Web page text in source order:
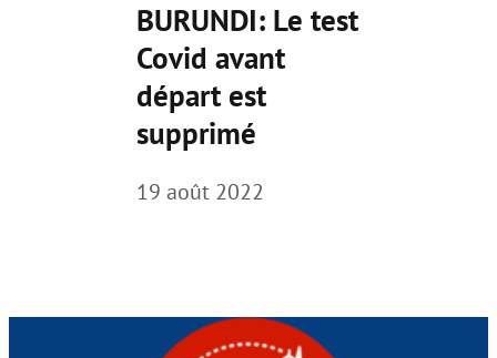
BURUNDI: Le test
Covid avant
départ est
supprimé
19 août 2022